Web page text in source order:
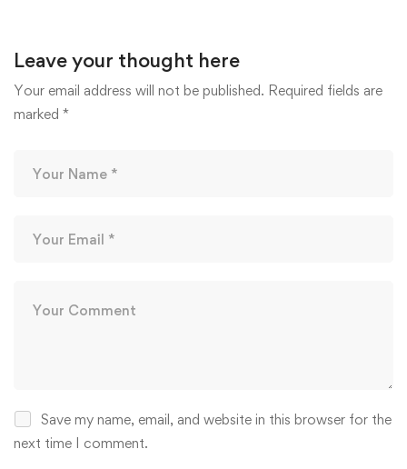
Leave your thought here
Your email address will not be published. Required fields are
marked *
Save my name, email, and website in this browser for the
next time I comment.